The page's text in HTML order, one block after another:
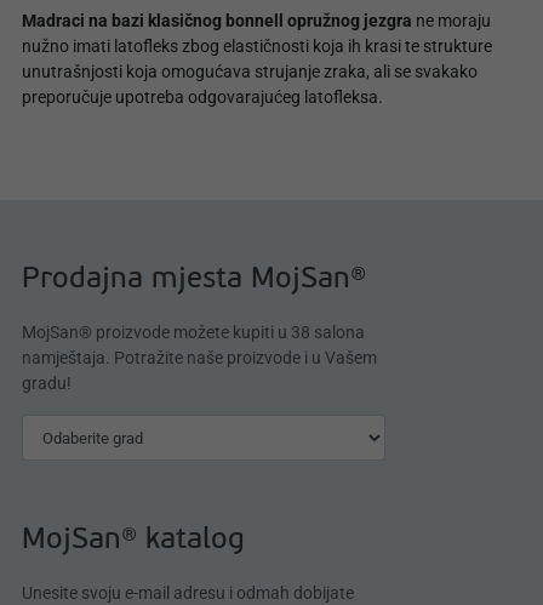
Madraci na bazi klasičnog bonnell opružnog jezgra ne moraju
nužno imati latofleks zbog elastičnosti koja ih krasi te strukture
unutrašnjosti koja omogućava strujanje zraka, ali se svakako
preporučuje upotreba odgovarajućeg latofleksa.
Prodajna mjesta MojSan®
MojSan® proizvode možete kupiti u 38 salona
namještaja. Potražite naše proizvode i u Vašem
gradu!
MojSan® katalog
Unesite svoju e-mail adresu i odmah dobijate